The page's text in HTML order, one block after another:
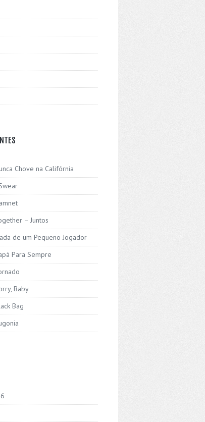
Chove na Califórnia
– Juntos
de um Pequeno Jogador
Para Sempre
Baby
Bag